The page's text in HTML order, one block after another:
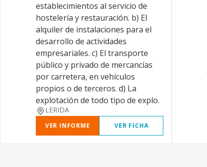
establecimientos al servicio de
hostelería y restauración. b) El
alquiler de instalaciones para el
desarrollo de actividades
empresariales. c) El transporte
público y privado de mercancías
por carretera, en vehículos
propios o de terceros. d) La
explotación de todo tipo de explo.
LERIDA
VER INFORME VER FICHA